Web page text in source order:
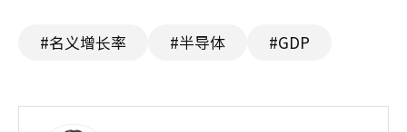
#名义增长率 #半导体 #GDP